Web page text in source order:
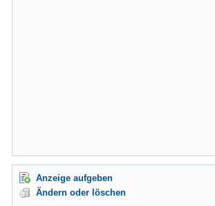
Anzeige aufgeben
Ändern oder löschen